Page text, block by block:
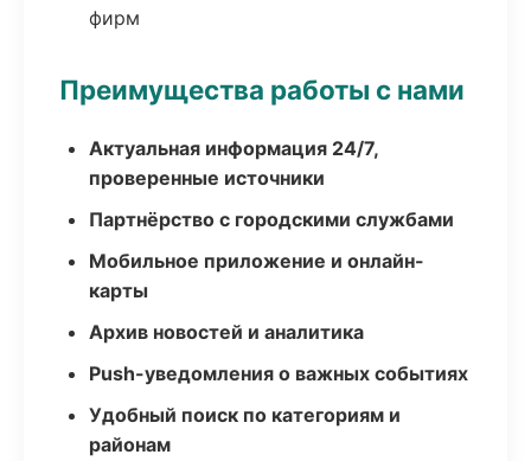
фирм
Преимущества работы с нами
Актуальная информация 24/7,
проверенные источники
Партнёрство с городскими службами
Мобильное приложение и онлайн-
карты
Архив новостей и аналитика
Push-уведомления о важных событиях
Удобный поиск по категориям и
районам